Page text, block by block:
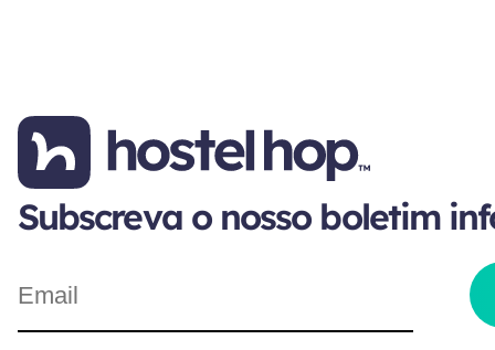
Subscreva o nosso boletim